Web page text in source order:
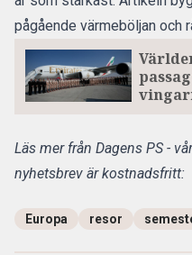
pågående värmeböljan och
Läs mer från Dagens PS -
nyhetsbrev är kostnadsfritt:
Europa resor